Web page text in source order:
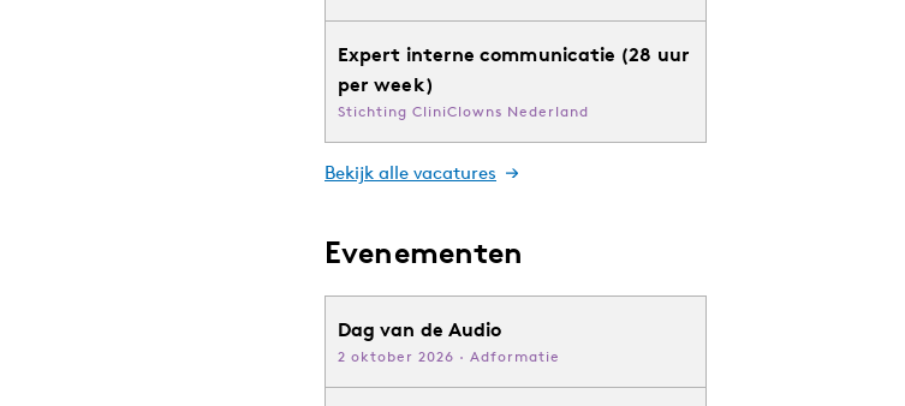
Expert interne communicatie (28 uur
per week)
Stichting CliniClowns Nederland
Bekijk alle vacatures
Evenementen
Dag van de Audio
2 oktober 2026 · Adformatie